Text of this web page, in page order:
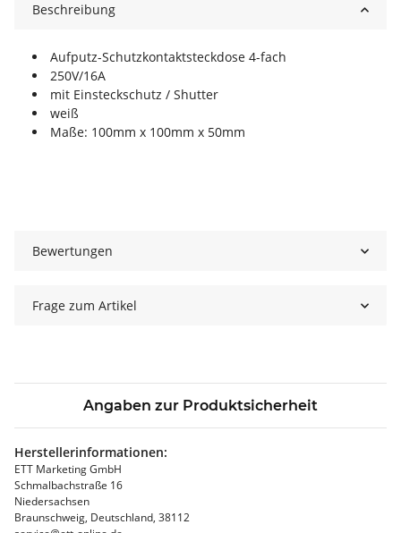
Beschreibung
Aufputz-Schutzkontaktsteckdose 4-fach
250V/16A
mit Einsteckschutz / Shutter
weiß
Maße: 100mm x 100mm x 50mm
Bewertungen
Frage zum Artikel
Angaben zur Produktsicherheit
Herstellerinformationen:
ETT Marketing GmbH
Schmalbachstraße 16
Niedersachsen
Braunschweig, Deutschland, 38112